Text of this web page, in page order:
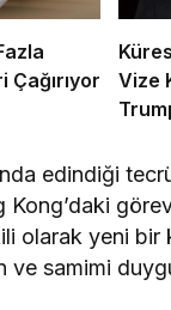
Çağırıyor
Vize
edindiği
olarak yeni bir
ve samimi